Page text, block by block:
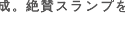
。絶賛スランプ